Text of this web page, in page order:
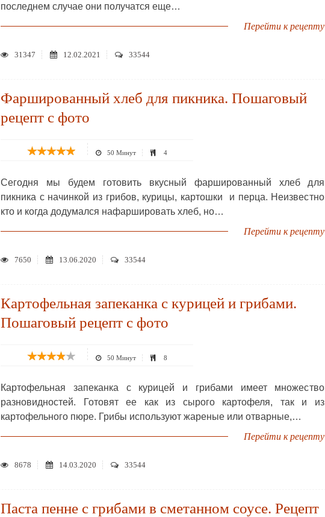
последнем случае они получатся еще…
Перейти к рецепту
31347 12.02.2021 33544
Фаршированный хлеб для пикника. Пошаговый
рецепт с фото
50 Минут 4
Сегодня мы будем готовить вкусный фаршированный хлеб для
пикника с начинкой из грибов, курицы, картошки и перца. Неизвестно
кто и когда додумался нафаршировать хлеб, но…
Перейти к рецепту
7650 13.06.2020 33544
Картофельная запеканка с курицей и грибами.
Пошаговый рецепт с фото
50 Минут 8
Картофельная запеканка с курицей и грибами имеет множество
разновидностей. Готовят ее как из сырого картофеля, так и из
картофельного пюре. Грибы используют жареные или отварные,…
Перейти к рецепту
8678 14.03.2020 33544
Паста пенне с грибами в сметанном соусе. Рецепт